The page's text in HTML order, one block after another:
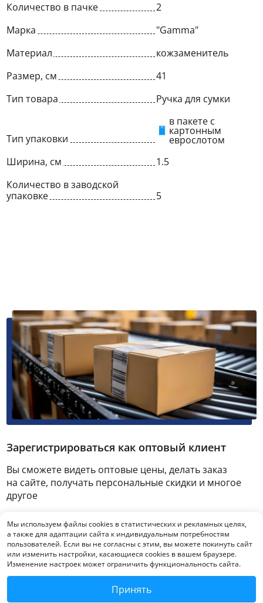
Количество в пачке
2
Марка
"Gamma"
Материал
кожзаменитель
Размер, см
41
Тип товара
Ручка для сумки
Тип упаковки
в пакете с
картонным
еврослотом
Ширина, см
1.5
Количество в заводской
упаковке
5
Зарегистрироваться как оптовый клиент
Вы сможете видеть оптовые цены, делать заказ
на сайте, получать персональные скидки и многое
другое
Зарегистрироваться
Мы используем файлы cookies в статистических и рекламных целях,
а также для адаптации сайта к индивидуальным потребностям
пользователей. Если вы не согласны с этим, вы можете покинуть сайт
или изменить настройки, касающиеся cookies в вашем браузере.
Изменение настроек может ограничить функциональность сайта.
Принять